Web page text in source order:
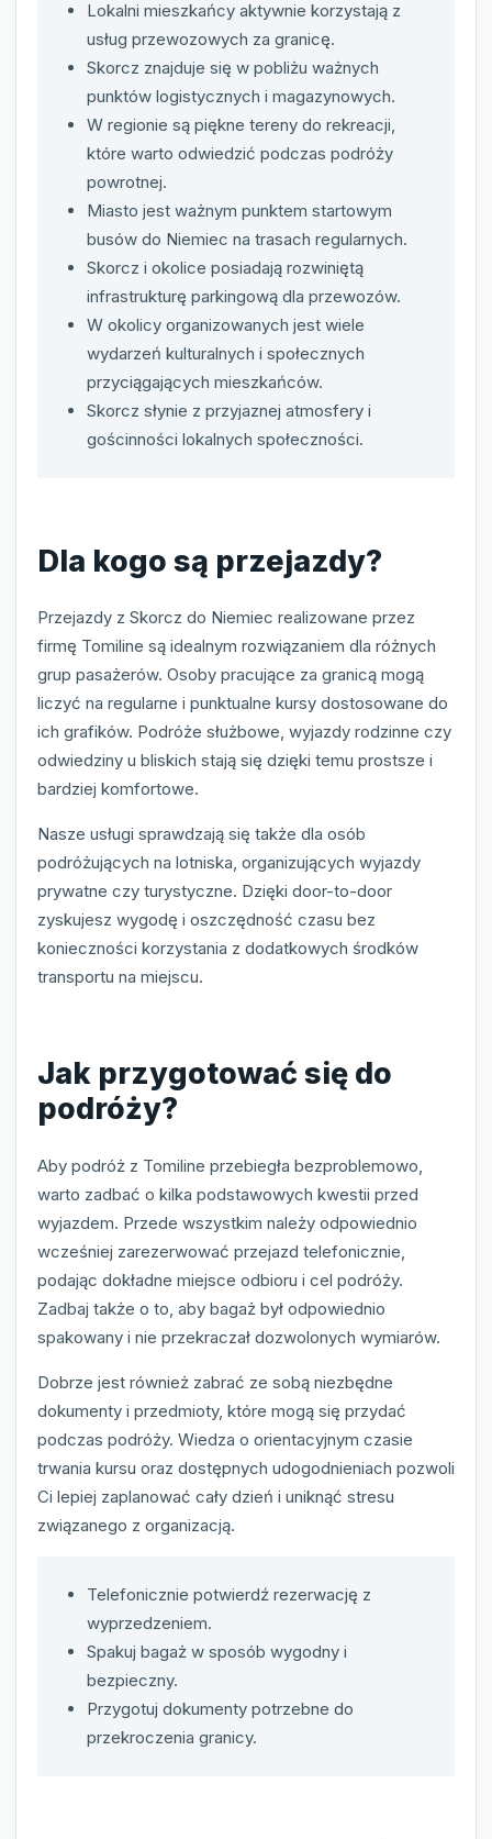
Lokalni mieszkańcy aktywnie korzystają z
usług przewozowych za granicę.
Skorcz znajduje się w pobliżu ważnych
punktów logistycznych i magazynowych.
W regionie są piękne tereny do rekreacji,
które warto odwiedzić podczas podróży
powrotnej.
Miasto jest ważnym punktem startowym
busów do Niemiec na trasach regularnych.
Skorcz i okolice posiadają rozwiniętą
infrastrukturę parkingową dla przewozów.
W okolicy organizowanych jest wiele
wydarzeń kulturalnych i społecznych
przyciągających mieszkańców.
Skorcz słynie z przyjaznej atmosfery i
gościnności lokalnych społeczności.
Dla kogo są przejazdy?
Przejazdy z Skorcz do Niemiec realizowane przez
firmę Tomiline są idealnym rozwiązaniem dla różnych
grup pasażerów. Osoby pracujące za granicą mogą
liczyć na regularne i punktualne kursy dostosowane do
ich grafików. Podróże służbowe, wyjazdy rodzinne czy
odwiedziny u bliskich stają się dzięki temu prostsze i
bardziej komfortowe.
Nasze usługi sprawdzają się także dla osób
podróżujących na lotniska, organizujących wyjazdy
prywatne czy turystyczne. Dzięki door-to-door
zyskujesz wygodę i oszczędność czasu bez
konieczności korzystania z dodatkowych środków
transportu na miejscu.
Jak przygotować się do
podróży?
Aby podróż z Tomiline przebiegła bezproblemowo,
warto zadbać o kilka podstawowych kwestii przed
wyjazdem. Przede wszystkim należy odpowiednio
wcześniej zarezerwować przejazd telefonicznie,
podając dokładne miejsce odbioru i cel podróży.
Zadbaj także o to, aby bagaż był odpowiednio
spakowany i nie przekraczał dozwolonych wymiarów.
Dobrze jest również zabrać ze sobą niezbędne
dokumenty i przedmioty, które mogą się przydać
podczas podróży. Wiedza o orientacyjnym czasie
trwania kursu oraz dostępnych udogodnieniach pozwoli
Ci lepiej zaplanować cały dzień i uniknąć stresu
związanego z organizacją.
Telefonicznie potwierdź rezerwację z
wyprzedzeniem.
Spakuj bagaż w sposób wygodny i
bezpieczny.
Przygotuj dokumenty potrzebne do
przekroczenia granicy.